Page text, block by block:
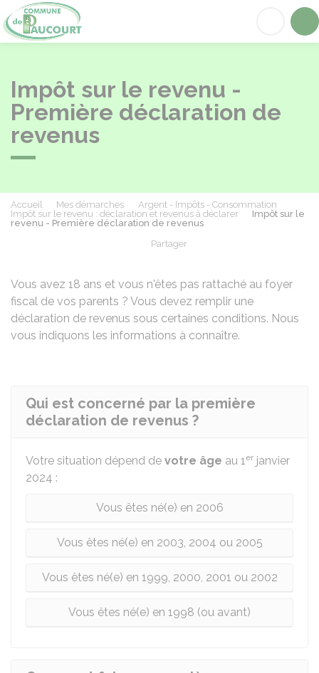
Impôt sur le revenu -
Première déclaration de
revenus
Accueil Mes démarches
Argent - Impôts - Consommation
Impôt sur le revenu : déclaration et revenus à déclarer
Impôt sur le
revenu - Première déclaration de revenus
Partager
Vous avez 18 ans et vous n'êtes pas rattaché au foyer
fiscal de vos parents ? Vous devez remplir une
déclaration de revenus sous certaines conditions. Nous
vous indiquons les informations à connaître.
Qui est concerné par la première
déclaration de revenus ?
Votre situation dépend de votre âge au 1er janvier
2024 :
Vous êtes né(e) en 2006
Vous êtes né(e) en 2003, 2004 ou 2005
Vous êtes né(e) en 1999, 2000, 2001 ou 2002
Vous êtes né(e) en 1998 (ou avant)